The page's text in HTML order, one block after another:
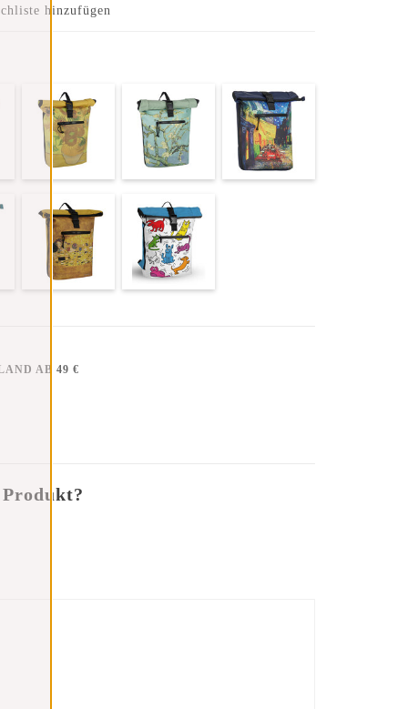
hinzufügen
AB 49 €
Produkt?